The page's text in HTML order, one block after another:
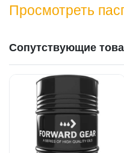
Просмотреть
Сопутствующие